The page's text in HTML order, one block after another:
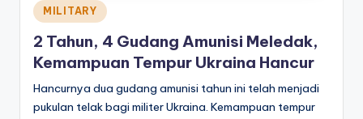
Posted
in
MILITARY
2 Tahun, 4 Gudang Amunisi Meledak,
Kemampuan Tempur Ukraina Hancur
Hancurnya dua gudang amunisi tahun ini telah menjadi
pukulan telak bagi militer Ukraina. Kemampuan tempur